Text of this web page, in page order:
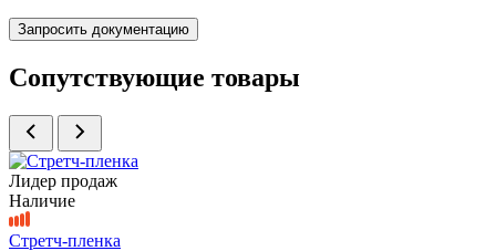
Запросить документацию
Сопутствующие товары
Лидер продаж
Наличие
Стретч-пленка